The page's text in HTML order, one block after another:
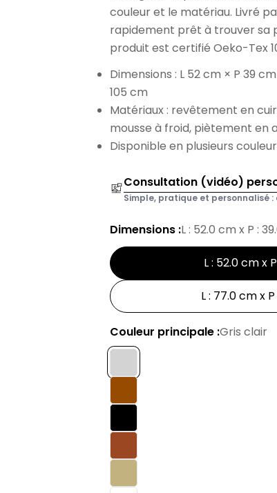
couleur et le matériau. Livré
rapidement prêt à trouver sa
produit est certifié Oeko-Tex
Dimensions : L 52 cm × P 39
105 cm
Matériaux : revêtement en
mousse à froid, piètement en
Disponible en plusieurs
Consultation (vidéo)
Simple, pratique et personnalisé :
Dimensions :L : 52.0 cm x P :
L : 52.0 cm x
L : 77.0 cm x
Couleur principale :Gris clair